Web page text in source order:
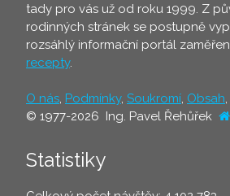
tady pro vás už od roku 1999. Z
rodinných stránek se postupně
rozsáhlý informační portál
recepty.
O nás, Podmínky, Soukromí, Obsah,
© 1977-2026 Ing. Pavel Řehůřek
Statistiky